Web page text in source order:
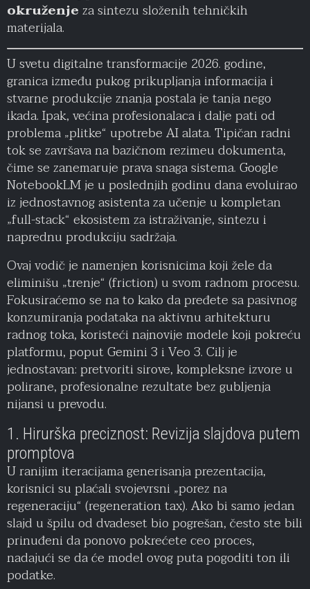
okruženjeza sintezu složenih tehničkih
materijala.
U svetu digitalne transformacije 2026. godine,
granica između pukog prikupljanja informacija i
stvarne produkcije znanja postala je tanja nego
ikada. Ipak, većina profesionalaca i dalje pati od
problema „plitke“ upotrebe AI alata. Tipičan radni
tok se završava na bazičnom rezimeu dokumenta,
čime se zanemaruje prava snaga sistema. Google
NotebookLM je u poslednjih godinu dana evoluirao
iz jednostavnog asistenta za učenje u kompletan
„full-stack“ ekosistem za istraživanje, sintezu i
naprednu produkciju sadržaja.
Ovaj vodič je namenjen korisnicima koji žele da
eliminišu „trenje“ (friction) u svom radnom procesu.
Fokusiraćemo se na to kako da pređete sa pasivnog
konzumiranja podataka na aktivnu arhitekturu
radnog toka, koristeći najnovije modele koji pokreću
platformu, poput Gemini 3 i Veo 3. Cilj je
jednostavan: pretvoriti sirove, kompleksne izvore u
polirane, profesionalne rezultate bez gubljenja
nijansi u prevodu.
1. Hirurška preciznost: Revizija slajdova putem
promptova
U ranijim iteracijama generisanja prezentacija,
korisnici su plaćali svojevrsni „porez na
regeneraciju“ (regeneration tax). Ako bi samo jedan
slajd u špilu od dvadeset bio pogrešan, često ste bili
prinuđeni da ponovo pokrećete ceo proces,
nadajući se da će model ovog puta pogoditi ton ili
podatke.